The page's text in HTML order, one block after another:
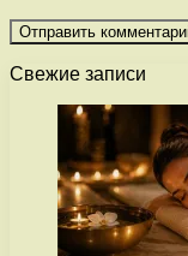
Свежие записи